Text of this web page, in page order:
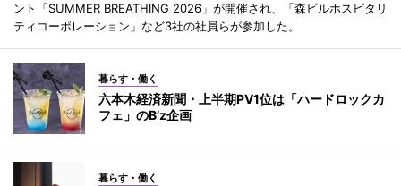
ント「SUMMER BREATHING 2026」が開催され、「森ビルホスピタリ
ティコーポレーション」など3社の社員らが参加した。
暮らす・働く
六本木経済新聞・上半期PV1位は「ハードロックカ
フェ」のB’z企画
暮らす・働く